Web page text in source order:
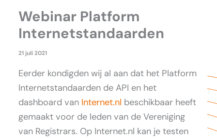
Webinar Platform
Internetstandaarden
21 juli 2021
Eerder kondigden wij al aan dat het Platform
Internetstandaarden de API en het
dashboard van Internet.nl beschikbaar heeft
gemaakt voor de leden van de Vereniging
van Registrars. Op Internet.nl kan je testen